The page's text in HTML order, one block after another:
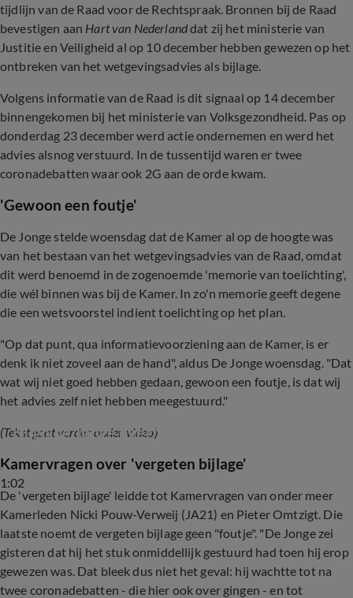
tijdlijn van de Raad voor de Rechtspraak. Bronnen bij de Raad
bevestigen aan Hart van Nederlanddat zij het ministerie van
Justitie en Veiligheid al op 10 december hebben gewezen op het
ontbreken van het wetgevingsadvies als bijlage.
Volgens informatie van de Raad is dit signaal op 14 december
binnengekomen bij het ministerie van Volksgezondheid. Pas op
donderdag 23 december werd actie ondernemen en werd het
advies alsnog verstuurd. In de tussentijd waren er twee
coronadebatten waar ook 2G aan de orde kwam.
'Gewoon een foutje'
De Jonge stelde woensdag dat de Kamer al op de hoogte was
van het bestaan van het wetgevingsadvies van de Raad, omdat
dit werd benoemd in de zogenoemde 'memorie van toelichting',
die wél binnen was bij de Kamer. In zo'n memorie geeft degene
die een wetsvoorstel indient toelichting op het plan.
"Op dat punt, qua informatievoorziening aan de Kamer, is er
denk ik niet zoveel aan de hand", aldus De Jonge woensdag. "Dat
wat wij niet goed hebben gedaan, gewoon een foutje, is dat wij
het advies zelf niet hebben meegestuurd."
(Tekst gaat verder onder video)
1:02
Hugo de Jonge over 'vergeten' bijlage
Kamervragen over 'vergeten bijlage'
De 'vergeten bijlage' leidde tot Kamervragen van onder meer
Kamerleden Nicki Pouw-Verweij (JA21) en Pieter Omtzigt. Die
laatste noemt de vergeten bijlage geen "foutje". "De Jonge zei
gisteren dat hij het stuk onmiddellijk gestuurd had toen hij erop
gewezen was. Dat bleek dus niet het geval: hij wachtte tot na
twee coronadebatten - die hier ook over gingen - en tot